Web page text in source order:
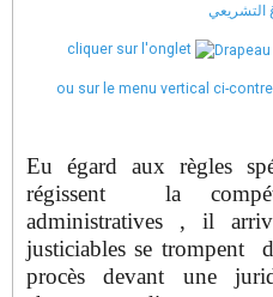
cliquer sur l'onglet
Eu égard aux règles
régissent la
administratives , il
justiciables se trompent
procès devant une